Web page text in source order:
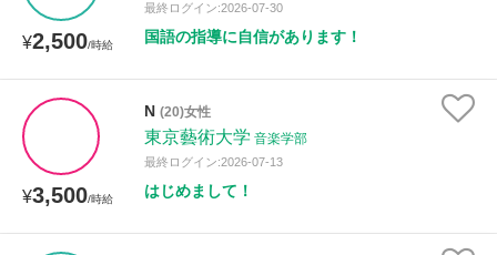
¥2,500/時給
最終ログイン:2026-07-30
国語の指導に自信があります！
¥3,500/時給
N (20)女性
東京藝術大学 音楽学部
最終ログイン:2026-07-13
はじめまして！